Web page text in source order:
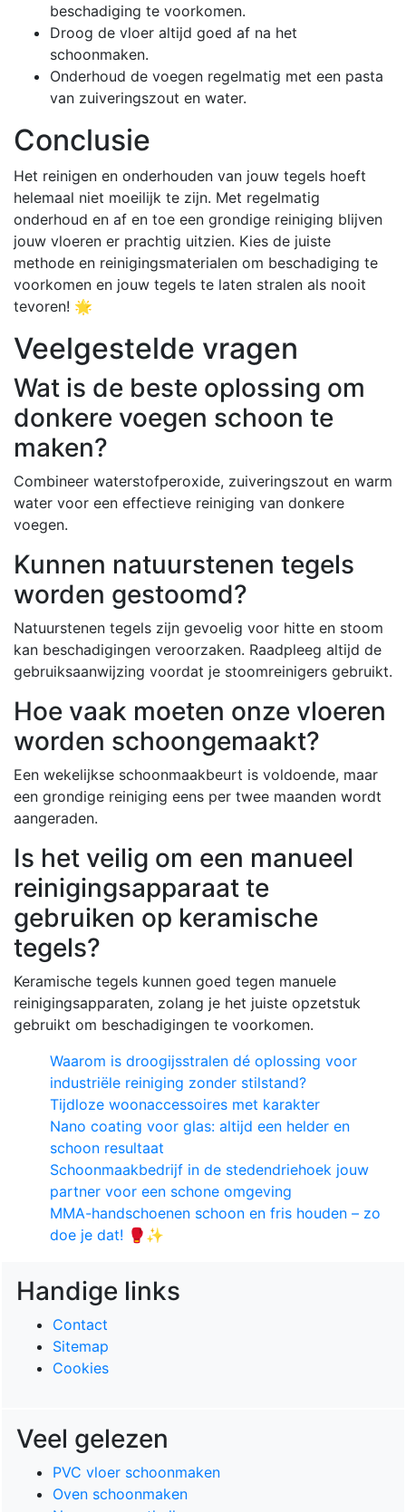
beschadiging te voorkomen.
Droog de vloer altijd goed af na het
schoonmaken.
Onderhoud de voegen regelmatig met een pasta
van zuiveringszout en water.
Conclusie
Het reinigen en onderhouden van jouw tegels hoeft
helemaal niet moeilijk te zijn. Met regelmatig
onderhoud en af en toe een grondige reiniging blijven
jouw vloeren er prachtig uitzien. Kies de juiste
methode en reinigingsmaterialen om beschadiging te
voorkomen en jouw tegels te laten stralen als nooit
tevoren! 🌟
Veelgestelde vragen
Wat is de beste oplossing om
donkere voegen schoon te
maken?
Combineer waterstofperoxide, zuiveringszout en warm
water voor een effectieve reiniging van donkere
voegen.
Kunnen natuurstenen tegels
worden gestoomd?
Natuurstenen tegels zijn gevoelig voor hitte en stoom
kan beschadigingen veroorzaken. Raadpleeg altijd de
gebruiksaanwijzing voordat je stoomreinigers gebruikt.
Hoe vaak moeten onze vloeren
worden schoongemaakt?
Een wekelijkse schoonmaakbeurt is voldoende, maar
een grondige reiniging eens per twee maanden wordt
aangeraden.
Is het veilig om een manueel
reinigingsapparaat te
gebruiken op keramische
tegels?
Keramische tegels kunnen goed tegen manuele
reinigingsapparaten, zolang je het juiste opzetstuk
gebruikt om beschadigingen te voorkomen.
Waarom is droogijsstralen dé oplossing voor
industriële reiniging zonder stilstand?
Tijdloze woonaccessoires met karakter
Nano coating voor glas: altijd een helder en
schoon resultaat
Schoonmaakbedrijf in de stedendriehoek jouw
partner voor een schone omgeving
MMA-handschoenen schoon en fris houden – zo
doe je dat! 🥊✨
Handige links
Contact
Sitemap
Cookies
Veel gelezen
PVC vloer schoonmaken
Oven schoonmaken